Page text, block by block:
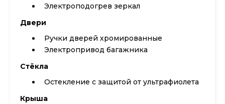
Электроподогрев зеркал
Двери
Ручки дверей хромированные
Электропривод багажника
Стёкла
Остекление с защитой от ультрафиолета
Крыша